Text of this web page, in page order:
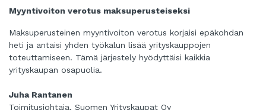
Myyntivoiton verotus maksuperusteiseksi
Maksuperusteinen myyntivoiton verotus korjaisi epäkohdan
heti ja antaisi yhden työkalun lisää yrityskauppojen
toteuttamiseen. Tämä järjestely hyödyttäisi kaikkia
yrityskaupan osapuolia.
Juha Rantanen
Toimitusjohtaja, Suomen Yrityskaupat Oy